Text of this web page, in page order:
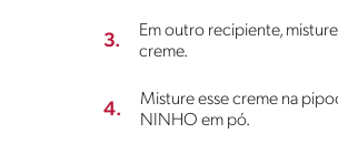
3.
Em outro recipiente,
creme.
4.
Misture esse creme na
NINHO em pó.